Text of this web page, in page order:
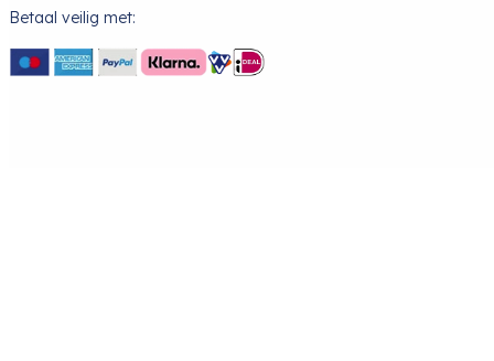
Betaal veilig met: